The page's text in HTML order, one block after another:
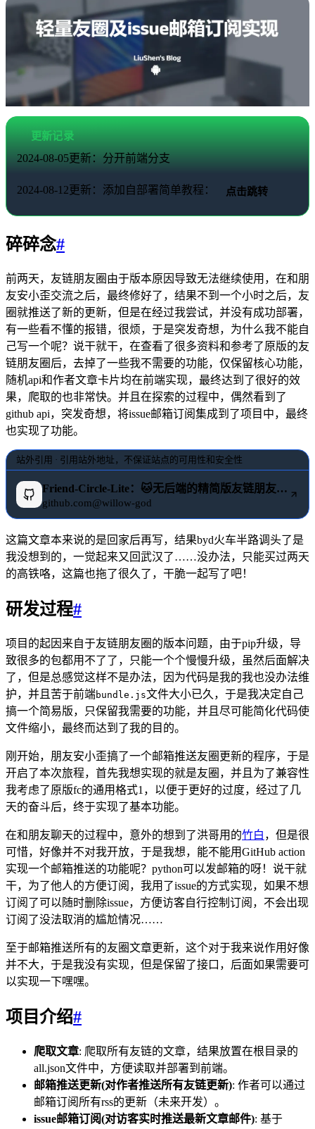
更新记录
2024-08-05更新：分开前端分支
2024-08-12更新：添加自部署简单教程： 点击跳转
碎碎念#
前两天，友链朋友圈由于版本原因导致无法继续使用，在和朋
友安小歪交流之后，最终修好了，结果不到一个小时之后，友
圈就推送了新的更新，但是在经过我尝试，并没有成功部署，
有一些看不懂的报错，很烦，于是突发奇想，为什么我不能自
己写一个呢？说干就干，在查看了很多资料和参考了原版的友
链朋友圈后，去掉了一些我不需要的功能，仅保留核心功能，
随机api和作者文章卡片均在前端实现，最终达到了很好的效
果，爬取的也非常快。并且在探索的过程中，偶然看到了
github api，突发奇想，将issue邮箱订阅集成到了项目中，最终
也实现了功能。
站外引用 · 引用站外地址，不保证站点的可用性和安全性
Friend-Circle-Lite：🐱无后端的精简版友链朋友圈，兼容fc通用格式
github.com@willow-god
这篇文章本来说的是回家后再写，结果byd火车半路调头了是
我没想到的，一觉起来又回武汉了……没办法，只能买过两天
的高铁咯，这篇也拖了很久了，干脆一起写了吧！
研发过程#
项目的起因来自于友链朋友圈的版本问题，由于pip升级，导
致很多的包都用不了了，只能一个个慢慢升级，虽然后面解决
了，但是总感觉这样不是办法，因为代码是我的我也没办法维
护，并且苦于前端bundle.js文件大小已久，于是我决定自己
搞一个简易版，只保留我需要的功能，并且尽可能简化代码使
文件缩小，最终而达到了我的目的。
刚开始，朋友安小歪搞了一个邮箱推送友圈更新的程序，于是
开启了本次旅程，首先我想实现的就是友圈，并且为了兼容性
我考虑了原版fc的通用格式1，以便于更好的过度，经过了几
天的奋斗后，终于实现了基本功能。
在和朋友聊天的过程中，意外的想到了洪哥用的竹白 ，但是很
可惜，好像并不对我开放，于是我想，能不能用GitHub action
实现一个邮箱推送的功能呢？python可以发邮箱的呀！说干就
干，为了他人的方便订阅，我用了issue的方式实现，如果不想
订阅了可以随时删除issue，方便访客自行控制订阅，不会出现
订阅了没法取消的尴尬情况……
至于邮箱推送所有的友圈文章更新，这个对于我来说作用好像
并不大，于是我没有实现，但是保留了接口，后面如果需要可
以实现一下嘿嘿。
项目介绍#
爬取文章: 爬取所有友链的文章，结果放置在根目录的
all.json文件中，方便读取并部署到前端。
邮箱推送更新(对作者推送所有友链更新): 作者可以通过
邮箱订阅所有rss的更新（未来开发）。
issue邮箱订阅(对访客实时推送最新文章邮件): 基于